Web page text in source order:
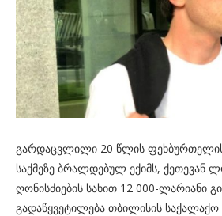
გარდაცვლილი 20 წლის ფეხბურთელის,
საქმეზე ბრალდებულ ექიმს, ქეთევან
ღონისძიების სახით 12 000-ლარიანი
გადაწყვეტილება თბილისის